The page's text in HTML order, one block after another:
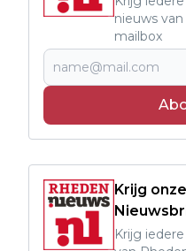
nieuws
mailbox
Krijg
Krijg